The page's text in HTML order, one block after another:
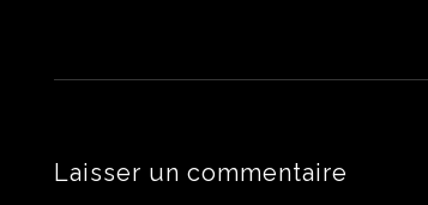
Laisser un commentaire